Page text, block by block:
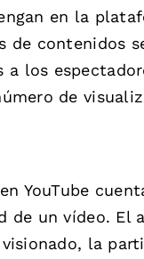
en la
de contenidos
a los
de
YouTube
de un vídeo. El
la